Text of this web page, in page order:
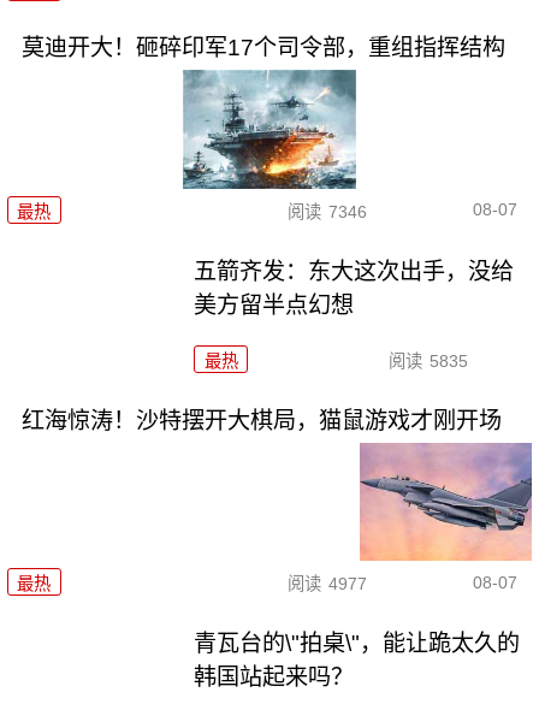
莫迪开大！砸碎印军17个司令部，重组指挥结构
最热 阅读 7346 08-07
五箭齐发：东大这次出手，没给
美方留半点幻想
最热 阅读 5835
红海惊涛！沙特摆开大棋局，猫鼠游戏才刚开场
最热 阅读 4977 08-07
青瓦台的\"拍桌\"，能让跪太久的
韩国站起来吗？